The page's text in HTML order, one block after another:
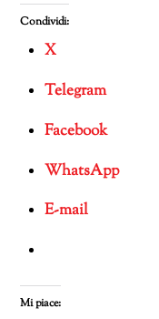
Condividi:
X
Telegram
Facebook
WhatsApp
E-mail
Mi piace: